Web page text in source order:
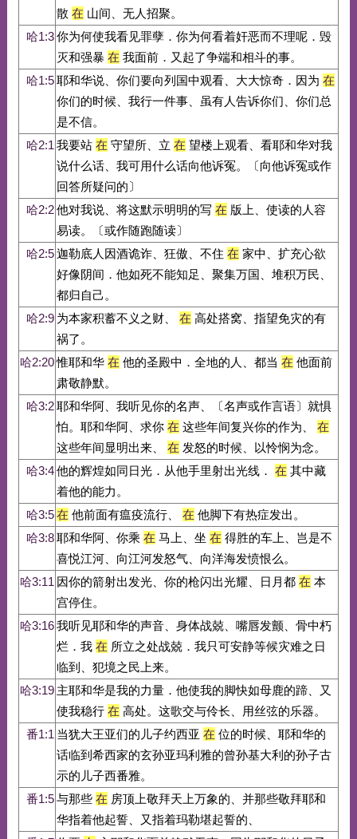
散 在 山间、无人招聚。
哈1:3你为何使我看见罪孽．你为何看着奸恶而不理呢．毁
灭和强暴 在 我面前．又起了争端和相斗的事。
哈1:5耶和华说、你们要向列国中观看、大大惊奇．因为 在
你们的时候、我行一件事、虽有人告诉你们、你们总
是不信。
哈2:1 我要站 在 守望所、立 在 望楼上观看、看耶和华对我
说什么话、我可用什么话向他诉冤。〔向他诉冤或作
回答所疑问的〕
哈2:2他对我说、将这默示明明的写 在 版上、使读的人容
易读。〔或作随跑随读〕
哈2:5迦勒底人因酒诡诈、狂傲、不住 在 家中、扩充心欲
好像阴间．他如死不能知足、聚集万国、堆积万民、
都归自己。
哈2:9 为本家积蓄不义之财、 在 高处搭窝、指望免灾的有
祸了。
哈2:20惟耶和华 在 他的圣殿中．全地的人、都当 在 他面前
肃敬静默。
哈3:2耶和华阿、我听见你的名声、〔名声或作言语〕就惧
怕。耶和华阿、求你 在 这些年间复兴你的作为、
在
这些年间显明出来、
在 发怒的时候、以怜悯为念。
哈3:4他的辉煌如同日光．从他手里射出光线． 在 其中藏
着他的能力。
哈3:5在 他前面有瘟疫流行、 在 他脚下有热症发出。
哈3:8耶和华阿、你乘 在 马上、坐 在 得胜的车上、岂是不
喜悦江河、向江河发怒气、向洋海发愤恨么。
哈3:11 因你的箭射出发光、你的枪闪出光耀、日月都 在 本
宫停住。
哈3:16我听见耶和华的声音、身体战兢、嘴唇发颤、骨中朽
烂．我 在 所立之处战兢．我只可安静等候灾难之日
临到、犯境之民上来。
哈3:19 主耶和华是我的力量．他使我的脚快如母鹿的蹄、又
使我稳行 在 高处。这歌交与伶长、用丝弦的乐器。
番1:1 当犹大王亚们的儿子约西亚 在 位的时候、耶和华的
话临到希西家的玄孙亚玛利雅的曾孙基大利的孙子古
示的儿子西番雅。
番1:5与那些 在 房顶上敬拜天上万象的、并那些敬拜耶和
华指着他起誓、又指着玛勒堪起誓的、